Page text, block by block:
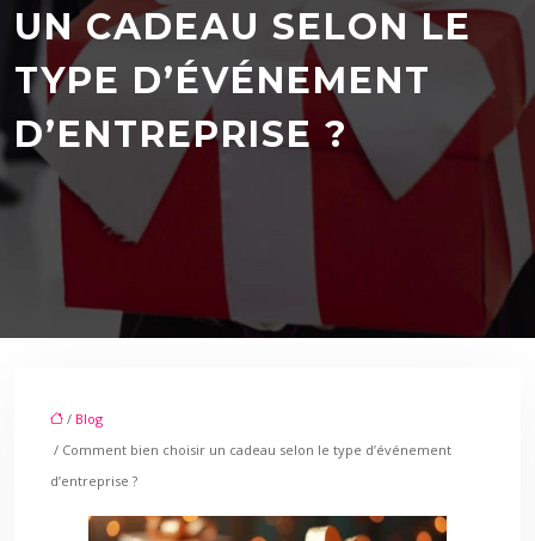
UN CADEAU SELON LE
TYPE D’ÉVÉNEMENT
D’ENTREPRISE ?
/ Blog
/ Comment bien choisir un cadeau selon le type d’événement
d’entreprise ?